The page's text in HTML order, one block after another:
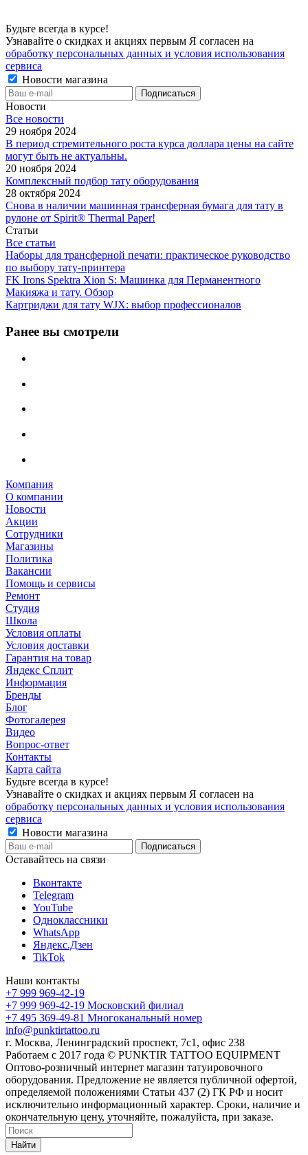
Будьте всегда в курсе!
Узнавайте о скидках и акциях первым Я согласен на
обработку персональных данных и условия использования
сервиса
Новости магазина
Новости
Все новости
29 ноября 2024
В период стремительного роста курса доллара цены на сайте
могут быть не актуальны.
20 ноября 2024
Комплексный подбор тату оборудования
28 октября 2024
Снова в наличии машинная трансферная бумага для тату в
рулоне от Spirit® Thermal Paper!
Статьи
Все статьи
Наборы для трансферной печати: практическое руководство
по выбору тату‑принтера
FK Irons Spektra Xion S: Машинка для Перманентного
Макияжа и тату. Обзор
Картриджи для тату WJX: выбор профессионалов
Ранее вы смотрели
Компания
О компании
Новости
Акции
Сотрудники
Магазины
Политика
Вакансии
Помощь и сервисы
Ремонт
Студия
Школа
Условия оплаты
Условия доставки
Гарантия на товар
Яндекс Сплит
Информация
Бренды
Блог
Фотогалерея
Видео
Вопрос-ответ
Контакты
Карта сайта
Будьте всегда в курсе!
Узнавайте о скидках и акциях первым Я согласен на
обработку персональных данных и условия использования
сервиса
Новости магазина
Оставайтесь на связи
Вконтакте
Telegram
YouTube
Одноклассники
WhatsApp
Яндекс.Дзен
TikTok
Наши контакты
+7 999 969-42-19
+7 999 969-42-19 Московский филиал
+7 495 369-49-81 Многоканальный номер
info@punktirtattoo.ru
г. Москва, Ленинградский проспект, 7с1, офис 238
Работаем с 2017 года © PUNKTIR TATTOO EQUIPMENT
Оптово-розничный интернет магазин татуировочного
оборудования. Предложение не является публичной офертой,
определяемой положениями Статьи 437 (2) ГК РФ и носит
исключительно информационный характер. Сроки, наличие и
окончательную цену, уточняйте, пожалуйста, при заказе.
Найти